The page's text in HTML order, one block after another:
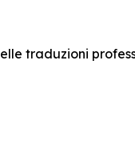
traduzioni